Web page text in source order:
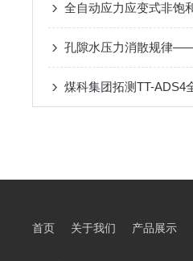
首页 关于我们 产品展示